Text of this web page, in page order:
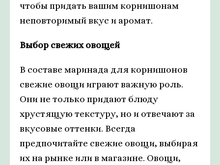
чтобы придать вашим корнишонам
неповторимый вкус и аромат.
Выбор свежих овощей
В составе маринада для корнишонов
свежие овощи играют важную роль.
Они не только придают блюду
хрустящую текстуру, но и отвечают за
вкусовые оттенки. Всегда
предпочитайте свежие овощи, выбирая
их на рынке или в магазине. Овощи,